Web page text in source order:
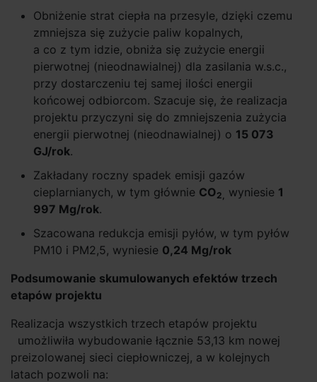
Obniżenie strat ciepła na przesyle, dzięki czemu
zmniejsza się zużycie paliw kopalnych,
a co z tym idzie, obniża się zużycie energii
pierwotnej (nieodnawialnej) dla zasilania w.s.c.,
przy dostarczeniu tej samej ilości energii
końcowej odbiorcom. Szacuje się, że realizacja
projektu przyczyni się do zmniejszenia zużycia
energii pierwotnej (nieodnawialnej) o 15 073
GJ/rok.
Zakładany roczny spadek emisji gazów
cieplarnianych, w tym głównie CO2, wyniesie 1
997 Mg/rok.
Szacowana redukcja emisji pyłów, w tym pyłów
PM10 i PM2,5, wyniesie 0,24 Mg/rok
Podsumowanie skumulowanych efektów trzech
etapów projektu
Realizacja wszystkich trzech etapów projektu
umożliwiła wybudowanie łącznie 53,13 km nowej
preizolowanej sieci ciepłowniczej, a w kolejnych
latach pozwoli na: